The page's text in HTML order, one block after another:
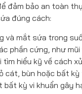
đảm bảo an toàn
đúng cách:
mắt sứa trong
phần cứng, như
hiểu kỹ về cách
cát, bùn hoặc bất
kỳ vi khuẩn gây